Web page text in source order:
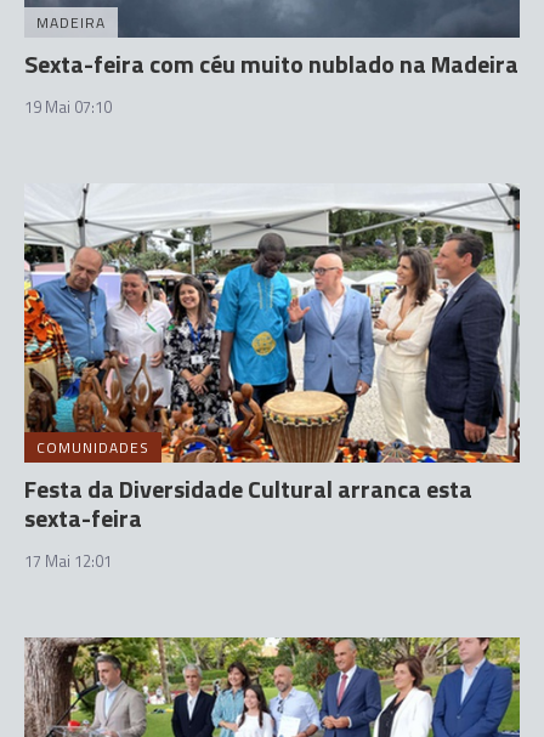
MADEIRA
Sexta-feira com céu muito nublado na Madeira
19 Mai 07:10
COMUNIDADES
Festa da Diversidade Cultural arranca esta
sexta-feira
17 Mai 12:01